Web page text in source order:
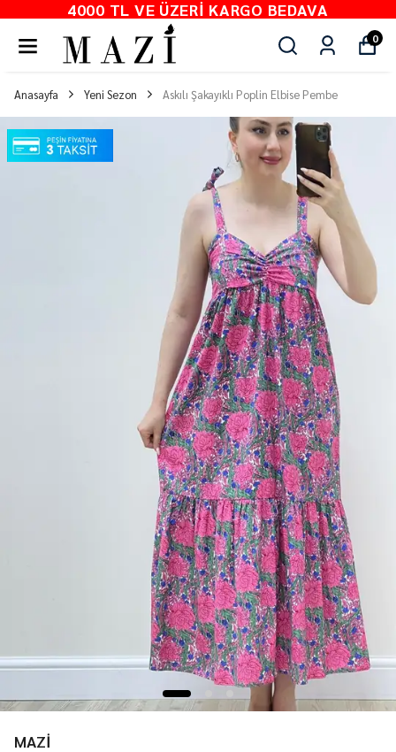
4000 TL VE ÜZERI KARGO BEDAVA
0
Anasayfa Yeni Sezon Askılı Şakayıklı Poplin Elbise Pembe
MAZİ